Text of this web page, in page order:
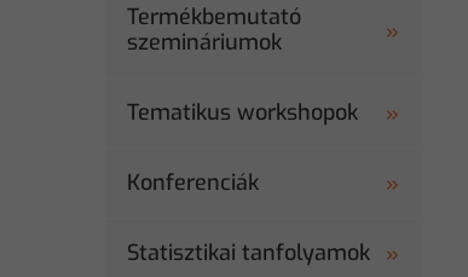
Termékbemutató
szemináriumok
Tematikus workshopok
Konferenciák
Statisztikai tanfolyamok